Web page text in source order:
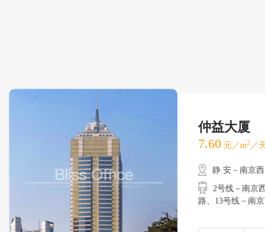
仲益大厦
7.60 元／m2 ／
静 安－南京
2号线－南京西
路、13号线－南